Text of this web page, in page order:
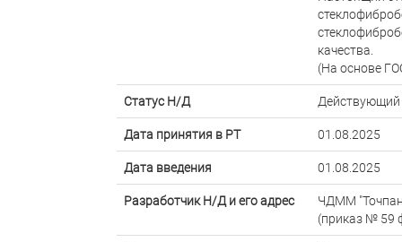
качества.
(На основе
Статус Н/Д Действующий
Дата принятия в РТ 01.08.2025
Дата введения 01.08.2025
Разработчик Н/Д и его адрес
ЧДММ
(приказ № 59